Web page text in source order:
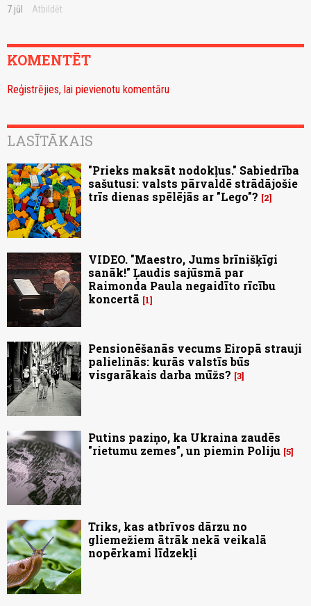
7.jūl Atbildēt
KOMENTĒT
Reģistrējies, lai pievienotu komentāru
LASĪTĀKAIS
"Prieks maksāt nodokļus." Sabiedrība
sašutusi: valsts pārvaldē strādājošie
trīs dienas spēlējās ar "Lego"?
2
VIDEO. "Maestro, Jums brīnišķīgi
sanāk!" Ļaudis sajūsmā par
Raimonda Paula negaidīto rīcību
koncertā
1
Pensionēšanās vecums Eiropā strauji
palielinās: kurās valstīs būs
visgarākais darba mūžs? 3
Putins paziņo, ka Ukraina zaudēs
"rietumu zemes", un piemin Poliju 5
Triks, kas atbrīvos dārzu no
gliemežiem ātrāk nekā veikalā
nopērkami līdzekļi